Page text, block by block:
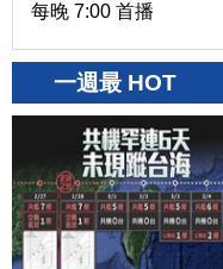
每晚 7:00 首播
一週最 HOT